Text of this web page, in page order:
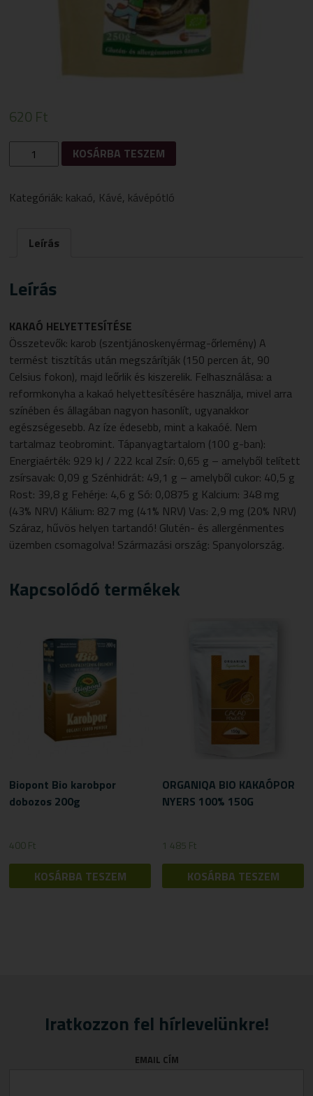
620 Ft
MENNYISÉG
KOSÁRBA TESZEM
Kategóriák: kakaó, Kávé, kávépótló
Leírás
Leírás
KAKAÓ HELYETTESÍTÉSE
Összetevők: karob (szentjánoskenyérmag-őrlemény) A
termést tisztítás után megszárítják (150 percen át, 90
Celsius fokon), majd leőrlik és kiszerelik. Felhasználása: a
reformkonyha a kakaó helyettesítésére használja, mivel arra
színében és állagában nagyon hasonlít, ugyanakkor
egészségesebb. Az íze édesebb, mint a kakaóé. Nem
tartalmaz teobromint. Tápanyagtartalom (100 g-ban):
Energiaérték: 929 kJ / 222 kcal Zsír: 0,65 g – amelyből telített
zsírsavak: 0,09 g Szénhidrát: 49,1 g – amelyből cukor: 40,5 g
Rost: 39,8 g Fehérje: 4,6 g Só: 0,0875 g Kalcium: 348 mg
(43% NRV) Kálium: 827 mg (41% NRV) Vas: 2,9 mg (20% NRV)
Száraz, hűvös helyen tartandó! Glutén- és allergénmentes
üzemben csomagolva! Származási ország: Spanyolország.
Kapcsolódó termékek
Biopont Bio karobpor
dobozos 200g
400Ft
KOSÁRBA TESZEM
ORGANIQA BIO KAKAÓPOR
NYERS 100% 150G
1 485 Ft
KOSÁRBA TESZEM
Iratkozzon fel hírlevelünkre!
EMAIL CÍM